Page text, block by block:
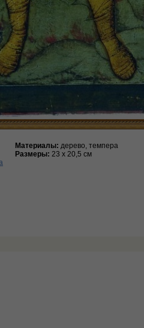
Материалы: дерево, темпера
Размеры: 23 х 20,5 см